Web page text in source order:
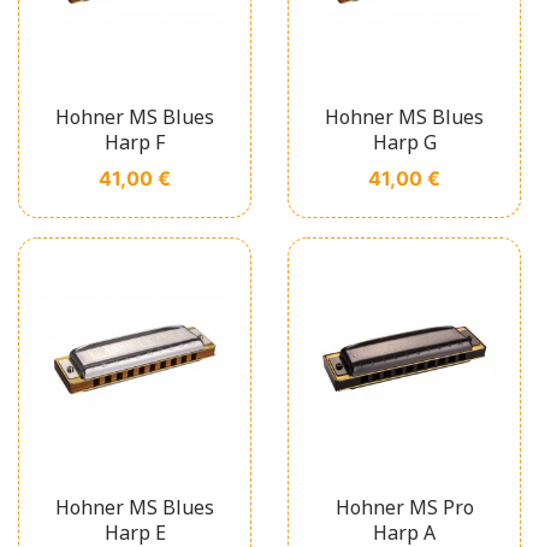
Hohner MS Blues
Harp F
Prix
41,00 €
Hohner MS Blues
Harp G
Prix
41,00 €
Hohner MS Blues
Harp E
Hohner MS Pro
Harp A